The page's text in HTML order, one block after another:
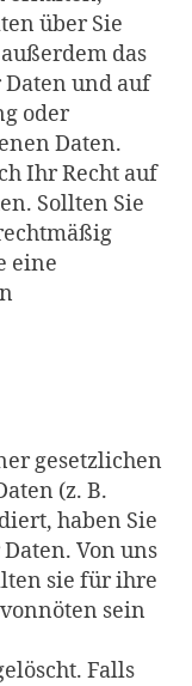
über Sie
das
und auf
oder
Daten.
Ihr Recht auf
Sollten Sie
eine
gesetzlichen
(z. B.
haben Sie
Von uns
sie für ihre
sein
Falls